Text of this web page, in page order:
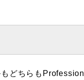
どちらも